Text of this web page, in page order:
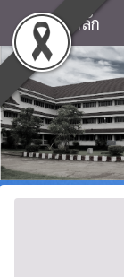
หน้าหลัก